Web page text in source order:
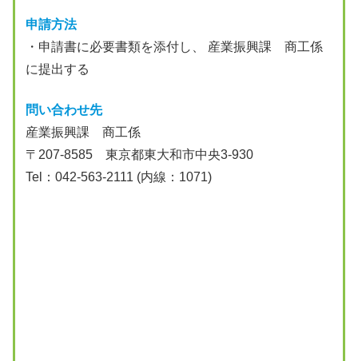
申請方法
・申請書に必要書類を添付し、 産業振興課 商工係
に提出する
問い合わせ先
産業振興課 商工係
〒207-8585 東京都東大和市中央3-930
Tel：042-563-2111 (内線：1071)